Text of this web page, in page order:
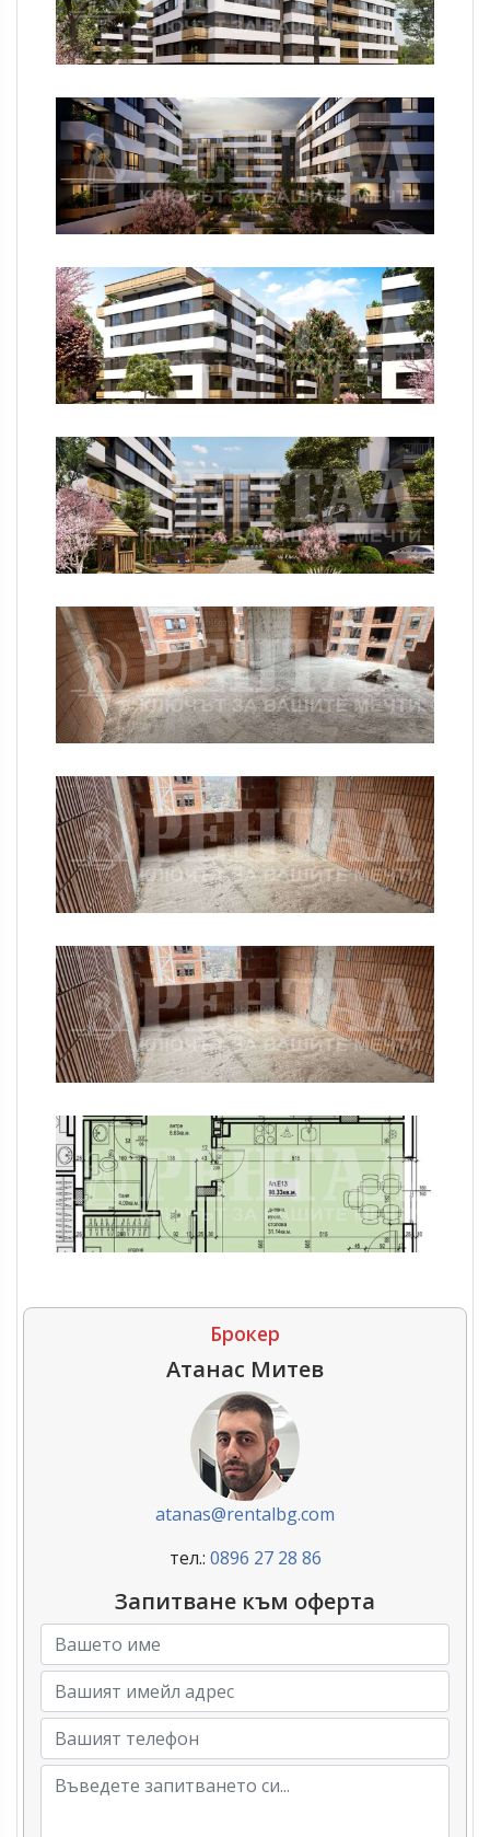
Брокер
Атанас Митев
atanas@rentalbg.com
тел.: 0896 27 28 86
Запитване към оферта